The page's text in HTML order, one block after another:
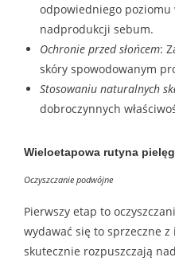
odpowiedniego poziomu
nadprodukcji sebum.
Ochronie przed słońcem:
skóry spowodowanym
Stosowaniu naturalnych
dobroczynnych
Wieloetapowa rutyna
Oczyszczanie podwójne
Pierwszy etap to
wydawać się to sprzeczne
skutecznie rozpuszczają